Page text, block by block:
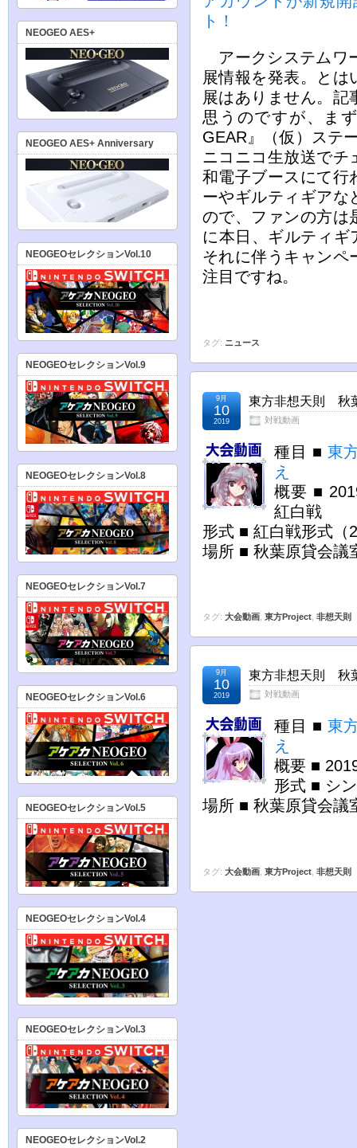
ト！
アークシステムワ
展情報を発表。とは
展はありません。記
思うのですが、ま
GEAR』（仮）ステ
ニコニコ生放送でチ
和電子ブースにて行
ーやギルティギアな
ので、ファンの方は
に本日、ギルティギ
それに伴うキャンペ
注目ですね。
タグ: ニュース
東方非想天則 秋
対戦動画
9月
10
2019
種目 ■ 東
え
概要 ■
紅白戦
形式 ■ 紅白戦形式（
場所 ■ 秋葉原貸会議
タグ: 大会動画 東方Project 非想天則
東方非想天則 秋
対戦動画
9月
10
2019
種目 ■ 東
え
概要 ■
形式 ■ シ
場所 ■ 秋葉原貸会議
タグ: 大会動画 東方Project 非想天則
NEOGEO AES+
NEOGEO AES+ Anniversary
NEOGEOセレクションVol.10
NEOGEOセレクションVol.9
NEOGEOセレクションVol.8
NEOGEOセレクションVol.7
NEOGEOセレクションVol.6
NEOGEOセレクションVol.5
NEOGEOセレクションVol.4
NEOGEOセレクションVol.3
NEOGEOセレクションVol.2